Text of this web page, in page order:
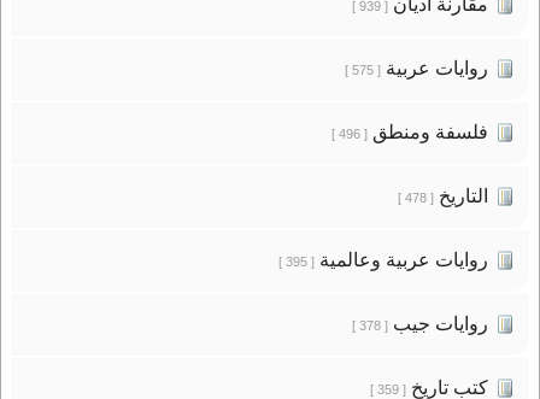
[ 939 ]
روايات عربية[ 575 ]
فلسفة ومنطق[ 496 ]
التاريخ[ 478 ]
روايات عربية وعالمية[ 395 ]
روايات جيب[ 378 ]
كتب تاريخ[ 359 ]